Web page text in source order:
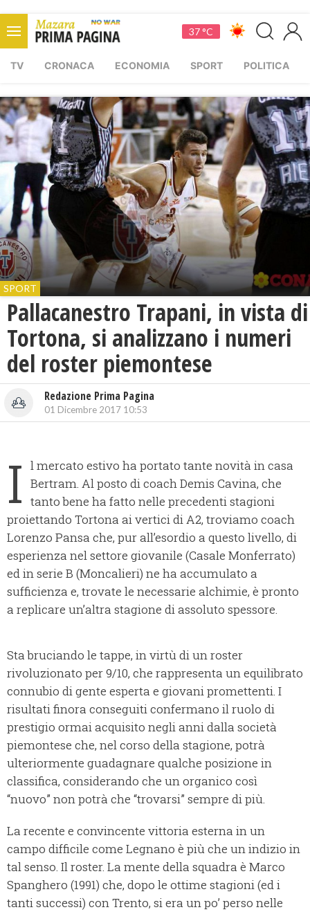
37 °C
TV CRONACA ECONOMIA SPORT POLITICA
SPORT
Pallacanestro Trapani, in vista di
Tortona, si analizzano i numeri
del roster piemontese
Redazione Prima Pagina
01 Dicembre 2017 10:53
I l mercato estivo ha portato tante novità in casa
Bertram. Al posto di coach Demis Cavina, che
tanto bene ha fatto nelle precedenti stagioni
proiettando Tortona ai vertici di A2, troviamo coach
Lorenzo Pansa che, pur all’esordio a questo livello, di
esperienza nel settore giovanile (Casale Monferrato)
ed in serie B (Moncalieri) ne ha accumulato a
sufficienza e, trovate le necessarie alchimie, è pronto
a replicare un’altra stagione di assoluto spessore.
Sta bruciando le tappe, in virtù di un roster
rivoluzionato per 9/10, che rappresenta un equilibrato
connubio di gente esperta e giovani promettenti. I
risultati finora conseguiti confermano il ruolo di
prestigio ormai acquisito negli anni dalla società
piemontese che, nel corso della stagione, potrà
ulteriormente guadagnare qualche posizione in
classifica, considerando che un organico così
“nuovo” non potrà che “trovarsi” sempre di più.
La recente e convincente vittoria esterna in un
campo difficile come Legnano è più che un indizio in
tal senso. Il roster. La mente della squadra è Marco
Spanghero (1991) che, dopo le ottime stagioni (ed i
tanti successi) con Trento, si era un po’ perso nelle